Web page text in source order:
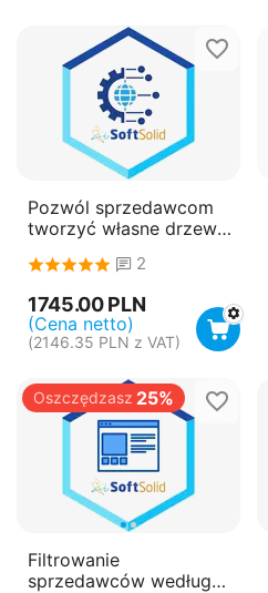
Pozwól sprzedawcom
tworzyć własne drzewo
2
1745.00 PLN
(Cena netto)
(2146.35 PLN z VAT)
Oszczędzasz 25%
Filtrowanie
sprzedawców według